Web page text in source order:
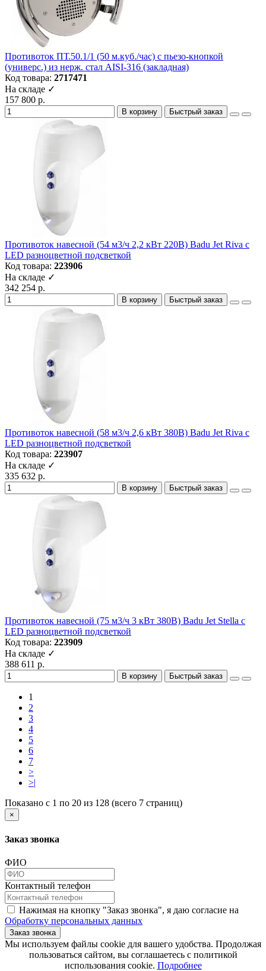
Противоток ПТ.50.1/1 (50 м.куб./час) с пьезо-кнопкой
(универс.) из нерж. стал AISI-316 (закладная)
Код товара: 2717471
На складе ✓
157 800 р.
В корзину Быстрый заказ
Противоток навесной (54 м3/ч 2,2 кВт 220B) Badu Jet Riva с
LED разноцветной подсветкой
Код товара: 223906
На складе ✓
342 254 р.
В корзину Быстрый заказ
Противоток навесной (58 м3/ч 2,6 кВт 380B) Badu Jet Riva с
LED разноцветной подсветкой
Код товара: 223907
На складе ✓
335 632 р.
В корзину Быстрый заказ
Противоток навесной (75 м3/ч 3 кВт 380B) Badu Jet Stella с
LED разноцветной подсветкой
Код товара: 223909
На складе ✓
388 611 р.
В корзину Быстрый заказ
1
2
3
4
5
6
7
>
>|
Показано с 1 по 20 из 128 (всего 7 страниц)
×
Заказ звонка
ФИО
Контактный телефон
Нажимая на кнопку "Заказ звонка", я даю согласие на
Обработку персональных данных
Заказ звонка
​​​​​​​Мы используем файлы cookie для вашего удобства. Продолжая
пользоваться сайтом, вы соглашаетесь с политикой
использования cookie.​​​​​​​ Подробнее